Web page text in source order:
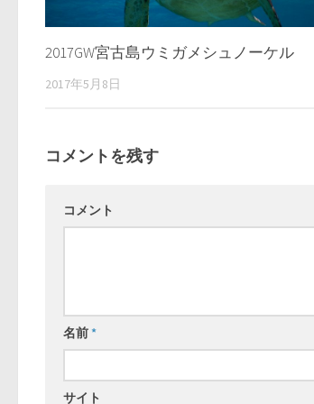
2017GW宮古島ウミガメシュノーケル
2017年5月8日
コメントを残す
コメント
名前*
サイト